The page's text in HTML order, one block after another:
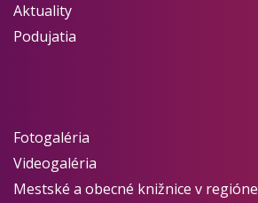
Aktuality
Podujatia
Fotogaléria
Videogaléria
Mestské a obecné knižnice v regióne